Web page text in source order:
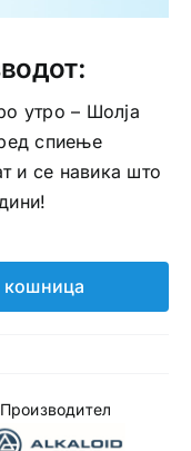
утро – Шолја
спиење
и сe навика што
кошница
Производител